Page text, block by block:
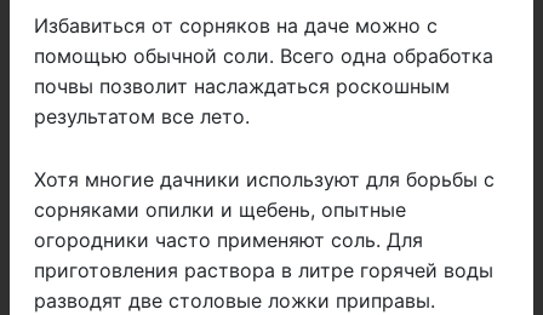
Избавиться от сорняков на даче можно с
помощью обычной соли. Всего одна обработка
почвы позволит наслаждаться роскошным
результатом все лето.
Хотя многие дачники используют для борьбы с
сорняками опилки и щебень, опытные
огородники часто применяют соль. Для
приготовления раствора в литре горячей воды
разводят две столовые ложки приправы.